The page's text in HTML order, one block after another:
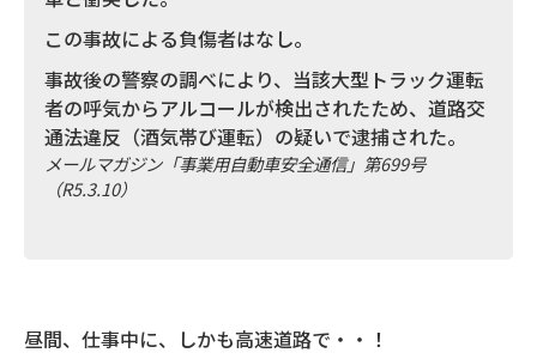
この事故による負傷者はなし。
事故後の警察の調べにより、当該大型トラック運転
者の呼気からアルコールが検出されたため、道路交
通法違反（酒気帯び運転）の疑いで逮捕された。
メールマガジン「事業用自動車安全通信」第699号
（R5.3.10）
昼間、仕事中に、しかも高速道路で・・！